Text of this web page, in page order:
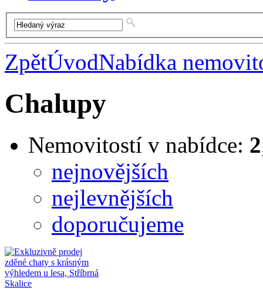
ZpětÚvodNabídka
Chalupy
Nemovitostí v nabídce: 2
nejnovějších
nejlevnějších
doporučujeme